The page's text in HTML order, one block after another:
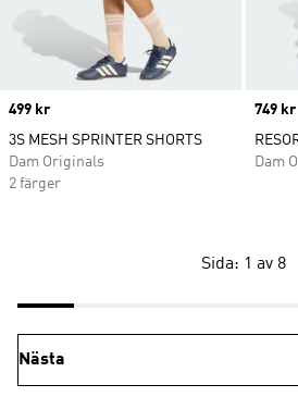
Price
499 kr
3S MESH SPRINTER SHORTS
Dam Originals
2 färger
Price
749 kr
Dam
Sida: 1 av 8
Nästa